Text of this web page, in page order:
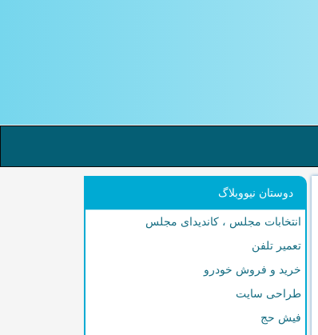
دوستان نیووبلاگ
انتخابات مجلس ، کاندیدای مجلس
تعمیر تلفن
خرید و فروش خودرو
طراحی سایت
فیش حج